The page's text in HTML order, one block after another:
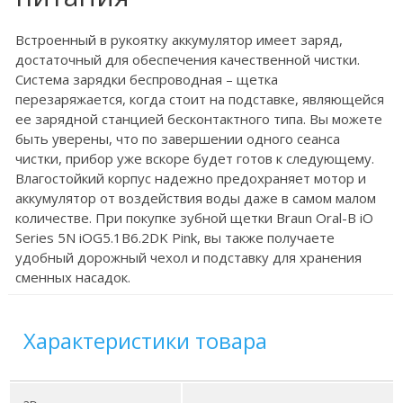
Встроенный в рукоятку аккумулятор имеет заряд,
достаточный для обеспечения качественной чистки.
Система зарядки беспроводная – щетка
перезаряжается, когда стоит на подставке, являющейся
ее зарядной станцией бесконтактного типа. Вы можете
быть уверены, что по завершении одного сеанса
чистки, прибор уже вскоре будет готов к следующему.
Влагостойкий корпус надежно предохраняет мотор и
аккумулятор от воздействия воды даже в самом малом
количестве. При покупке зубной щетки Braun Oral-B iO
Series 5N iOG5.1B6.2DK Pink, вы также получаете
удобный дорожный чехол и подставку для хранения
сменных насадок.
Характеристики товара